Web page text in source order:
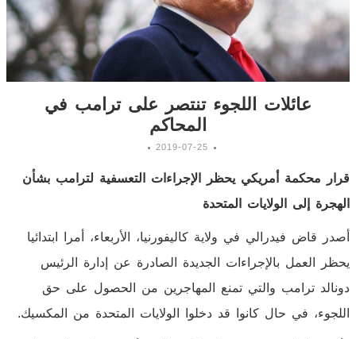
عائلات اللجوء تنتصر على ترامب في
المحاكم
2019-07-25
قرار محكمة أمريكي يحظر الإجراءات التعسفية لترامب بشأن
الهجرة إلى الولايات المتحدة
أصدر قاض فيدرالي في ولاية كاليفورنيا، الأربعاء، أمرا ابتدائيا
يحظر العمل بالإجراءات الجديدة الصادرة عن إدارة الرئيس
دونالد ترامب والتي تمنع المهاجرين من الحصول على حق
اللجوء، في حال كانوا قد دخلوا الولايات المتحدة من المكسيك.